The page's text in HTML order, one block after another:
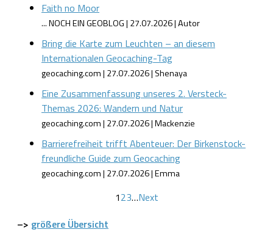
Faith no Moor
... NOCH EIN GEOBLOG 27.07.2026 Autor
Bring die Karte zum Leuchten – an diesem
Internationalen Geocaching-Tag
geocaching.com 27.07.2026 Shenaya
Eine Zusammenfassung unseres 2. Versteck-
Themas 2026: Wandern und Natur
geocaching.com 27.07.2026 Mackenzie
Barrierefreiheit trifft Abenteuer: Der Birkenstock-
freundliche Guide zum Geocaching
geocaching.com 27.07.2026 Emma
123…Next
–> größere Übersicht